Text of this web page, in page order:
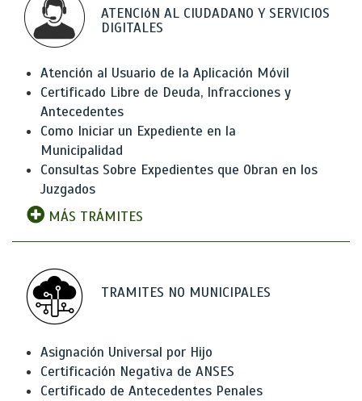
ATENCIóN AL CIUDADANO Y SERVICIOS
DIGITALES
Atención al Usuario de la Aplicación Móvil
Certificado Libre de Deuda, Infracciones y
Antecedentes
Como Iniciar un Expediente en la
Municipalidad
Consultas Sobre Expedientes que Obran en los
Juzgados
MÁS TRÁMITES
TRAMITES NO MUNICIPALES
Asignación Universal por Hijo
Certificación Negativa de ANSES
Certificado de Antecedentes Penales